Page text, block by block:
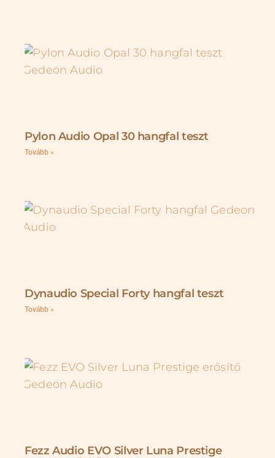
Pylon Audio Opal 30 hangfal teszt
Tovább »
Dynaudio Special Forty hangfal teszt
Tovább »
Fezz Audio EVO Silver Luna Prestige